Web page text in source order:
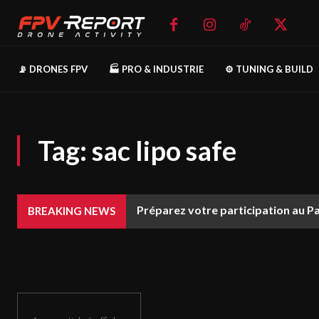
📡 DRONES FPV 🏭 PRO & INDUSTRIE ⚙️ TUNING & BUILD
Tag:sac lipo safe
BREAKING NEWS Préparez votre participation au